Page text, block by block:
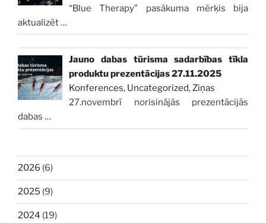
“Blue Therapy” pasākuma mērķis bija
aktualizēt…
Jauno dabas tūrisma sadarbības tīkla
produktu prezentācijas 27.11.2025
Konferences, Uncategorized,Ziņas
27.novembrī norisinājās prezentācijās
dabas …
2026 (6)
2025 (9)
2024 (19)